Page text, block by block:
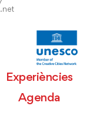
Experiències
Agenda